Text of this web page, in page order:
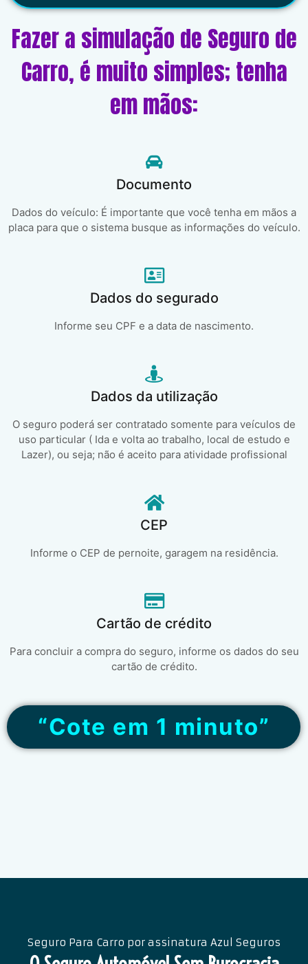
Fazer a simulação de Seguro de
Carro, é muito simples; tenha
em mãos:
Documento
Dados do veículo: É importante que você tenha em mãos a
placa para que o sistema busque as informações do veículo.
Dados do segurado
Informe seu CPF e a data de nascimento.
Dados da utilização
O seguro poderá ser contratado somente para veículos de
uso particular ( Ida e volta ao trabalho, local de estudo e
Lazer), ou seja; não é aceito para atividade profissional
CEP
Informe o CEP de pernoite, garagem na residência.
Cartão de crédito
Para concluir a compra do seguro, informe os dados do seu
cartão de crédito.
“Cote em 1 minuto”
Seguro Para Carro por assinatura Azul Seguros